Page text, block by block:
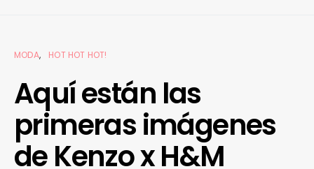
MODA HOT HOT HOT!
Aquí están las
primeras imágenes
de Kenzo x H&M